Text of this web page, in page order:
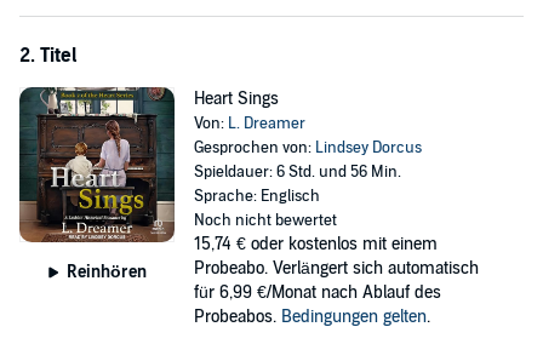
reality she now finds herself in?
©2022 L. Dreamer (P)2026 Tantor Media
2. Titel
Reinhören
Heart Sings
Von: L. Dreamer
Gesprochen von: Lindsey Dorcus
Spieldauer: 6 Std. und 56 Min.
Sprache: Englisch
Noch nicht bewertet
15,74 € oder kostenlos mit einem
Probeabo. Verlängert sich automatisch
für 6,99 €/Monat nach Ablauf des
Probeabos. Bedingungen gelten.